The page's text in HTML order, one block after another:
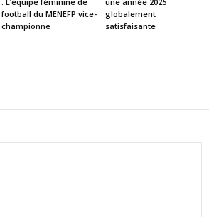
football du MENEFP vice-
championne
globalement
satisfaisante